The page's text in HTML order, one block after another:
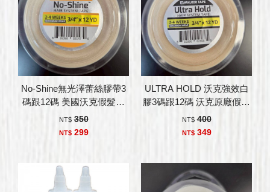
No-Shine無光澤蕾絲膠帶3
碼跟12碼 美國沃克假髮膠
帶
NT$ 350
NT$299
ULTRA HOLD 沃克強效白
膠3碼跟12碼 沃克原廠假髮
膠帶
NT$ 400
NT$349